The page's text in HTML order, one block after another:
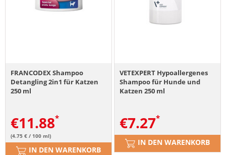
FRANCODEX Shampoo
Detangling 2in1 für Katzen
250 ml
€11.88
(4.75 € / 100 ml)
IN DEN WARENKORB
VETEXPERT Hypoallergenes
Shampoo für Hunde und
Katzen 250 ml
€7.27
IN DEN WARENKORB